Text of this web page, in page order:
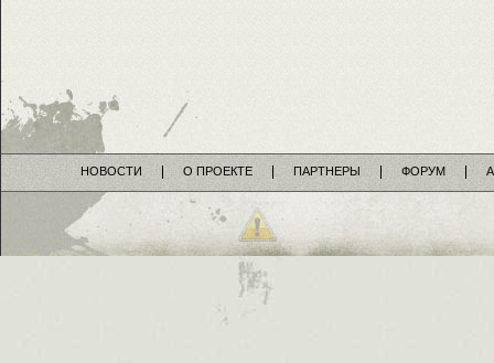
НОВОСТИ О ПРОЕКТЕ ПАРТНЕРЫ ФОРУМ